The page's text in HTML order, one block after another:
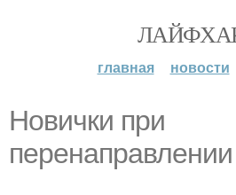
главная новости
Новички при
перенаправлении